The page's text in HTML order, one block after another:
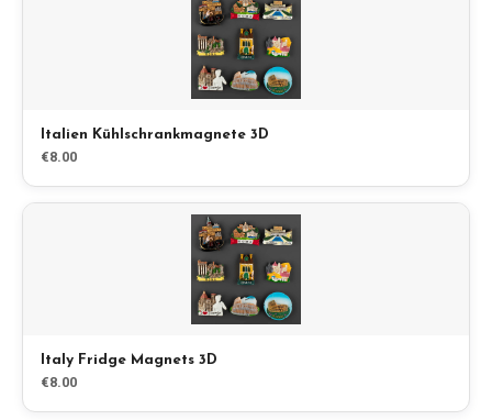
Katakomben-Tour Rom
Shop
Alle Souvenirs
Fridge Magnets
Italien Kühlschrankmagnete 3D
€8.00
Italy Fridge Magnets 3D
€8.00